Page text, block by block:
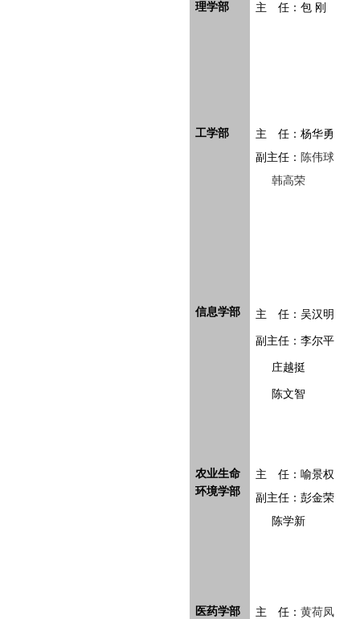
理学部 主 任：包 刚
工学部
主 任：杨华勇
副主任： 陈伟球
韩高荣
信息学部 主 任：吴汉明
副主任：李尔平
庄越挺
陈文智
农业生命
环境学部
主 任：喻景权
副主任：彭金荣
陈学新
医药学部 主 任： 黄荷凤